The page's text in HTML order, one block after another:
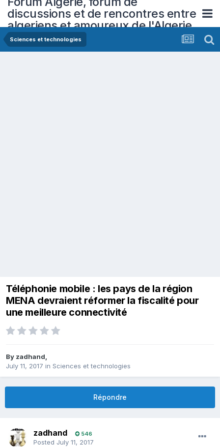
discussions et de rencontres entre
algeriens et amoureux de l'Algerie
Sciences et technologies
Téléphonie mobile : les pays de la région
MENA devraient réformer la fiscalité pour
une meilleure connectivité
By zadhand,
July 11, 2017 in Sciences et technologies
Répondre
zadhand 546
Posted July 11, 2017